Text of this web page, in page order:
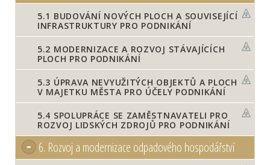
5.1 BUDOVÁNÍ NOVÝCH PLOCH A SOUVISEJÍCÍ
INFRASTRUKTURY PRO PODNIKÁNÍ
5.2 MODERNIZACE A ROZVOJ STÁVAJÍCÍCH
PLOCH PRO PODNIKÁNÍ
5.3 ÚPRAVA NEVYUŽITÝCH OBJEKTŮ A PLOCH
V MAJETKU MĚSTA PRO ÚČELY PODNIKÁNÍ
5.4 SPOLUPRÁCE SE ZAMĚSTNAVATELI PRO
ROZVOJ LIDSKÝCH ZDROJŮ PRO PODNIKÁNÍ
6. Rozvoj a modernizace odpadového hospodářství